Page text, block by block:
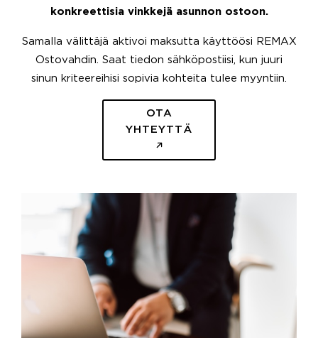
konkreettisia vinkkejä asunnon ostoon.
Samalla välittäjä aktivoi maksutta käyttöösi REMAX
Ostovahdin. Saat tiedon sähköpostiisi, kun juuri
sinun kriteereihisi sopivia kohteita tulee myyntiin.
OTA
YHTEYTTÄ